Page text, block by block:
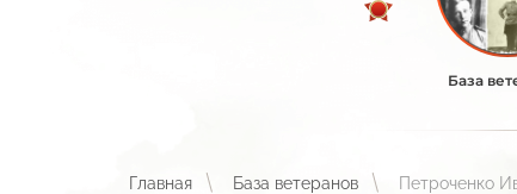
База
Главная База ветеранов Петроченко